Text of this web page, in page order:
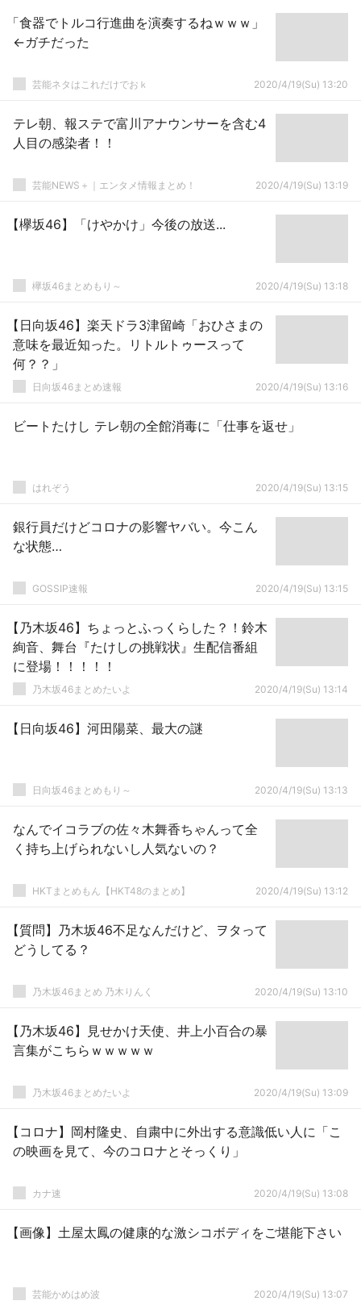
「食器でトルコ行進曲を演奏するねｗｗｗ」
←ガチだった
芸能ネタはこれだけでおｋ 2020/4/19(Su) 13:20
テレ朝、報ステで富川アナウンサーを含む4
人目の感染者！！
芸能NEWS＋｜エンタメ情報まとめ！ 2020/4/19(Su) 13:19
【欅坂46】「けやかけ」今後の放送...
欅坂46まとめもり～ 2020/4/19(Su) 13:18
【日向坂46】楽天ドラ3津留崎「おひさまの
意味を最近知った。リトルトゥースって
何？？」
日向坂46まとめ速報 2020/4/19(Su) 13:16
ビートたけし テレ朝の全館消毒に「仕事を返せ」
はれぞう 2020/4/19(Su) 13:15
銀行員だけどコロナの影響ヤバい。今こん
な状態…
GOSSIP速報 2020/4/19(Su) 13:15
【乃木坂46】ちょっとふっくらした？！鈴木
絢音、舞台『たけしの挑戦状』生配信番組
に登場！！！！！
乃木坂46まとめたいよ 2020/4/19(Su) 13:14
【日向坂46】河田陽菜、最大の謎
日向坂46まとめもり～ 2020/4/19(Su) 13:13
なんでイコラブの佐々木舞香ちゃんって全
く持ち上げられないし人気ないの？
HKTまとめもん【HKT48のまとめ】 2020/4/19(Su) 13:12
【質問】乃木坂46不足なんだけど、ヲタって
どうしてる？
乃木坂46まとめ 乃木りんく 2020/4/19(Su) 13:10
【乃木坂46】見せかけ天使、井上小百合の暴
言集がこちらｗｗｗｗｗ
乃木坂46まとめたいよ 2020/4/19(Su) 13:09
【コロナ】岡村隆史、自粛中に外出する意識低い人に「こ
の映画を見て、今のコロナとそっくり」
カナ速 2020/4/19(Su) 13:08
【画像】土屋太鳳の健康的な激シコボディをご堪能下さい
芸能かめはめ波 2020/4/19(Su) 13:07